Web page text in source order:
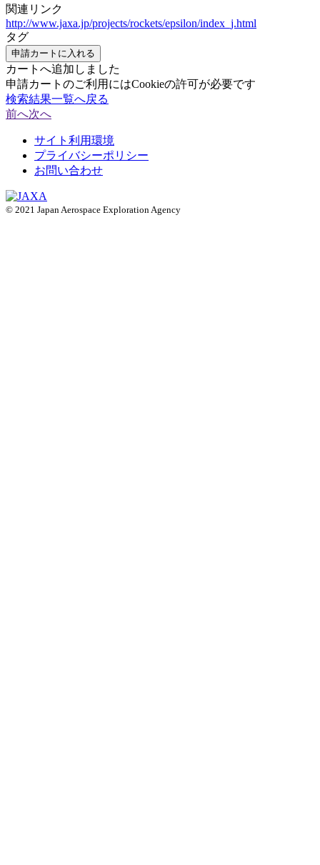
関連リンク
http://www.jaxa.jp/projects/rockets/epsilon/index_j.html
タグ
申請カートに入れる
カートへ追加しました
申請カートのご利用にはCookieの許可が必要です
検索結果一覧へ戻る
前へ次へ
サイト利用環境
プライバシーポリシー
お問い合わせ
© 2021 Japan Aerospace Exploration Agency